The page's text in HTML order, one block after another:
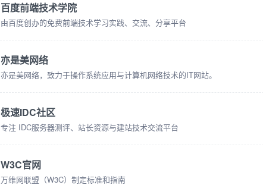
百度前端技术学院
由百度创办的免费前端技术学习实践、交流、分享平台
亦是美网络
亦是美网络，致力于操作系统应用与计算机网络技术的IT网站。
极速IDC社区
专注 IDC服务器测评、站长资源与建站技术交流平台
W3C官网
万维网联盟（W3C）制定标准和指南